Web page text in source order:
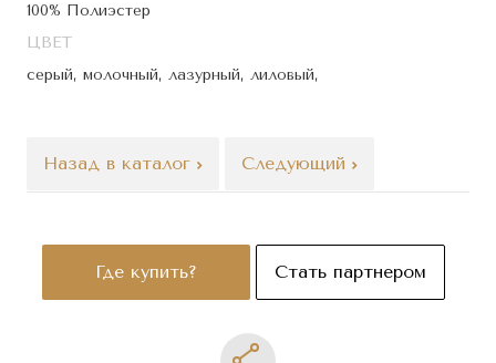
100% Полиэстер
ЦВЕТ
серый, молочный, лазурный, лиловый,
Назад в каталог Следующий
Где купить? Стать партнером